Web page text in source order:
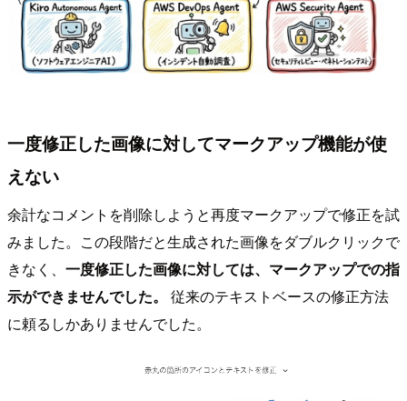
一度修正した画像に対してマークアップ機能が使
えない
余計なコメントを削除しようと再度マークアップで修正を試
みました。この段階だと生成された画像をダブルクリックで
きなく、 一度修正した画像に対しては、マークアップでの指
示ができませんでした。
従来のテキストベースの修正方法
に頼るしかありませんでした。